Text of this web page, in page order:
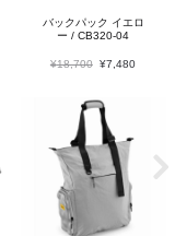
バックパック イエロ
ー / CB320-04
¥18,700 ¥7,480